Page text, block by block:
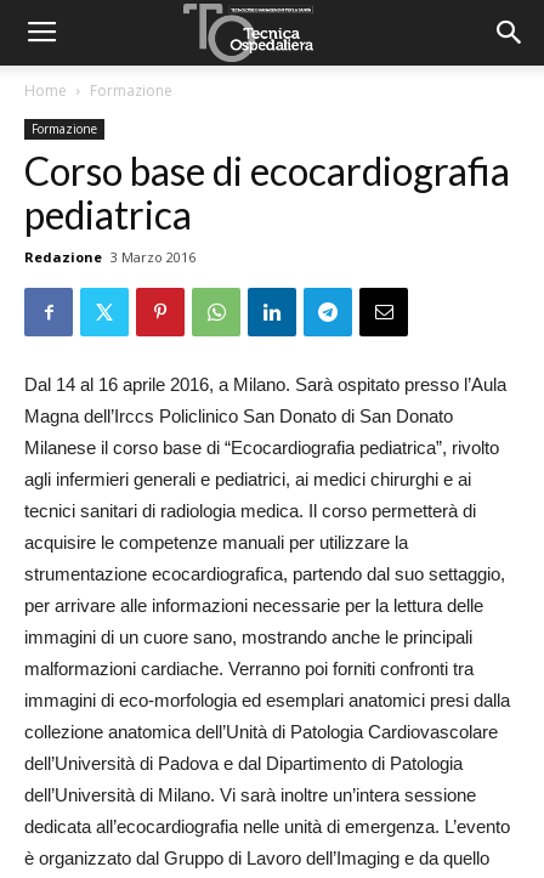
Home Formazione
Formazione
Corso base di ecocardiografia
pediatrica
Redazione 3 Marzo 2016
Dal 14 al 16 aprile 2016, a Milano. Sarà ospitato presso l’Aula
Magna dell’Irccs Policlinico San Donato di San Donato
Milanese il corso base di “Ecocardiografia pediatrica”, rivolto
agli infermieri generali e pediatrici, ai medici chirurghi e ai
tecnici sanitari di radiologia medica. Il corso permetterà di
acquisire le competenze manuali per utilizzare la
strumentazione ecocardiografica, partendo dal suo settaggio,
per arrivare alle informazioni necessarie per la lettura delle
immagini di un cuore sano, mostrando anche le principali
malformazioni cardiache. Verranno poi forniti confronti tra
immagini di eco-morfologia ed esemplari anatomici presi dalla
collezione anatomica dell’Unità di Patologia Cardiovascolare
dell’Università di Padova e dal Dipartimento di Patologia
dell’Università di Milano. Vi sarà inoltre un’intera sessione
dedicata all’ecocardiografia nelle unità di emergenza. L’evento
è organizzato dal Gruppo di Lavoro dell’Imaging e da quello